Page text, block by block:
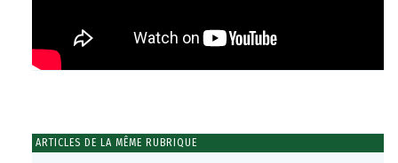
ARTICLES DE LA MÊME RUBRIQUE